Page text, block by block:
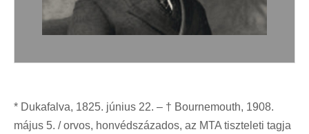
* Dukafalva, 1825. június 22. – † Bournemouth, 1908.
május 5. / orvos, honvédszázados, az MTA tiszteleti tagja